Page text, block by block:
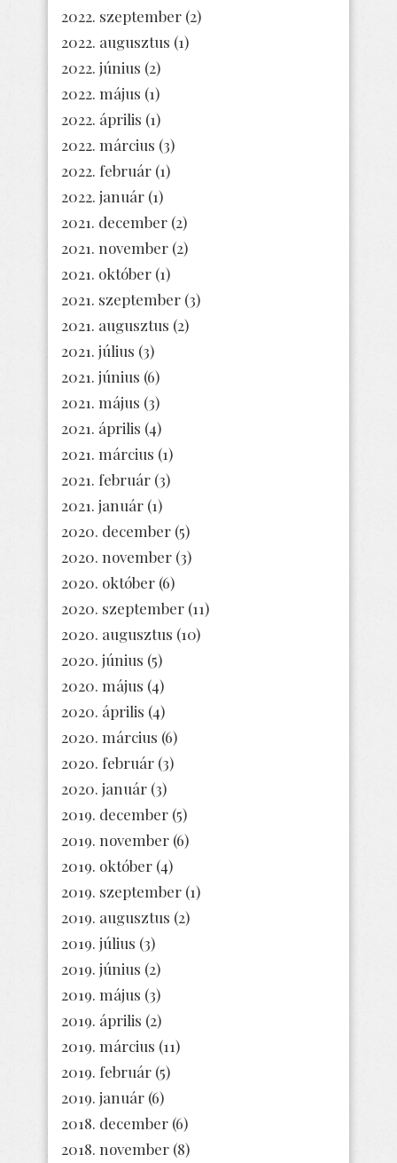
2022. szeptember (2)
2022. augusztus (1)
2022. június (2)
2022. május (1)
2022. április (1)
2022. március (3)
2022. február (1)
2022. január (1)
2021. december (2)
2021. november (2)
2021. október (1)
2021. szeptember (3)
2021. augusztus (2)
2021. július (3)
2021. június (6)
2021. május (3)
2021. április (4)
2021. március (1)
2021. február (3)
2021. január (1)
2020. december (5)
2020. november (3)
2020. október (6)
2020. szeptember (11)
2020. augusztus (10)
2020. június (5)
2020. május (4)
2020. április (4)
2020. március (6)
2020. február (3)
2020. január (3)
2019. december (5)
2019. november (6)
2019. október (4)
2019. szeptember (1)
2019. augusztus (2)
2019. július (3)
2019. június (2)
2019. május (3)
2019. április (2)
2019. március (11)
2019. február (5)
2019. január (6)
2018. december (6)
2018. november (8)